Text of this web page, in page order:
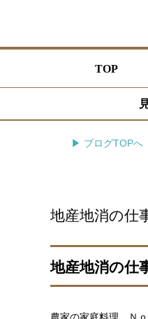
TOP
▶ ブログTOPへ
地産地消の仕
地産地消の仕